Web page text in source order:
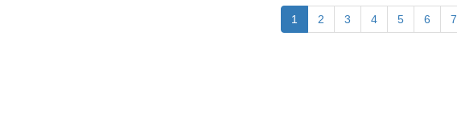
1 2 3 4 5 6 7